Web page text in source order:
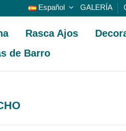
Español GALERÍA
Rasca Ajos
de Barro